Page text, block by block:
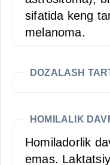
sifatida keng
melanoma.
DOZALASH
HOMILALIK
Homiladorlik
emas.